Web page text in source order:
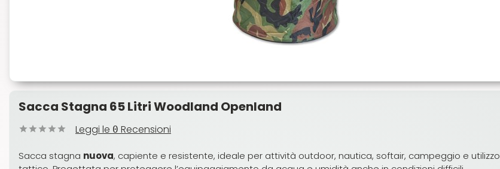
Sacca Stagna 65 Litri Woodland Openland
Leggi le 0 Recensioni
Sacca stagna nuova, capiente e resistente, ideale per attività outdoor, nautica, softair, campeggio e utilizzo